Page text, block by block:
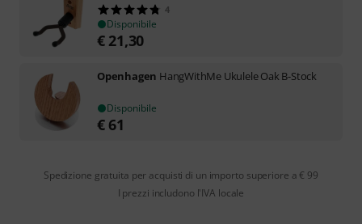
4
Disponibile
€ 21,30
Openhagen HangWithMe Ukulele Oak B-Stock
Disponibile
€ 61
Spedizione gratuita per acquisti di un importo superiore a € 99
I prezzi includono l'IVA locale